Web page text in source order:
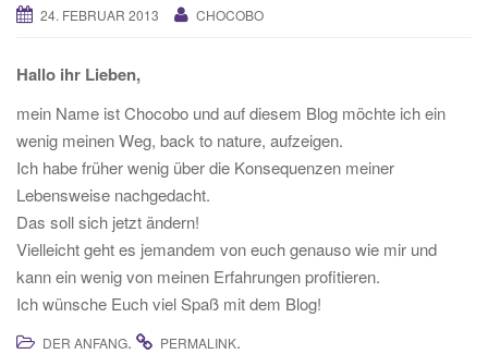
24. FEBRUAR 2013 CHOCOBO
Hallo ihr Lieben,
mein Name ist Chocobo und auf diesem Blog möchte ich ein
wenig meinen Weg, back to nature, aufzeigen.
Ich habe früher wenig über die Konsequenzen meiner
Lebensweise nachgedacht.
Das soll sich jetzt ändern!
Vielleicht geht es jemandem von euch genauso wie mir und
kann ein wenig von meinen Erfahrungen profitieren.
Ich wünsche Euch viel Spaß mit dem Blog!
DER ANFANG. PERMALINK.